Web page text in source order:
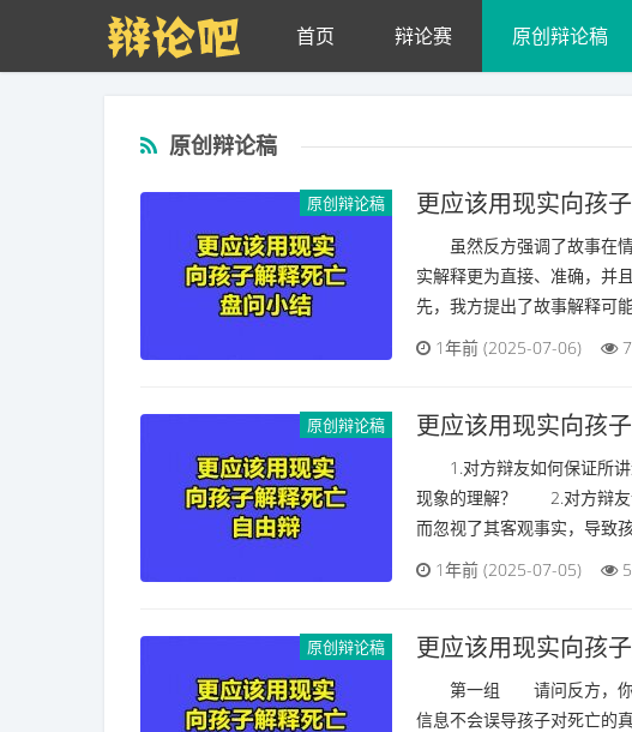
Skip to main content
首页 辩论赛 原创辩论稿
原创辩论稿
原创辩论稿 更应该用现实向孩
虽然反方强调了故事在情
实解释更为直接、准确，
先，我方提出了故事解释可
1年前 (2025-07-06)
原创辩论稿 更应该用现实向孩
1.对方辩友如何保证所讲
现象的理解？ 2.对方辩友
而忽视了其客观事实，导致
1年前 (2025-07-05)
原创辩论稿 更应该用现实向孩
第一组 请问反方，你们
信息不会误导孩子对死亡